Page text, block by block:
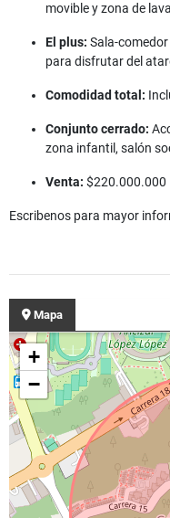
movible y zona de
El plus: Sala-
para disfrutar del
Comodidad total:
Conjunto cerrado:
zona infantil, salón
Venta: $220.000.000
Escribenos para mayor
Mapa
+
−